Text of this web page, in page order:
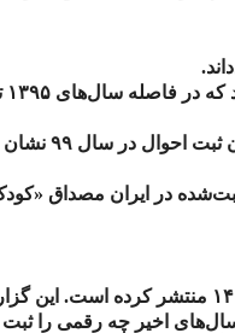
که در فاصله سال‌های ۱۳۹۵
ثبت احوال در سال ۹۹ نشان
ثبت‌شده در ایران مصداق
منتشر کرده است. این
اخیر چه رقمی را